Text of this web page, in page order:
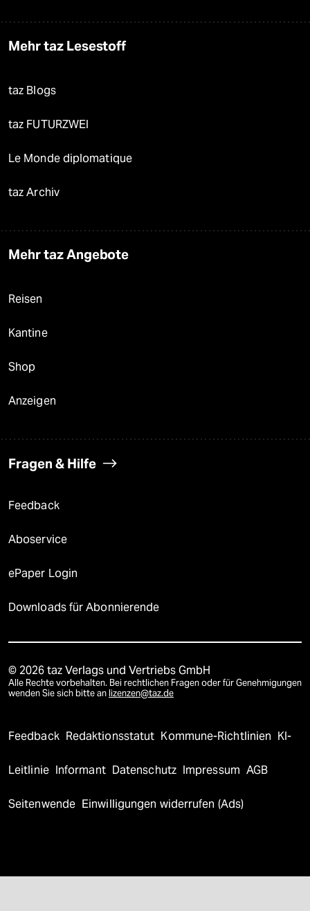
Mehr taz Lesestoff
taz Blogs
taz FUTURZWEI
Le Monde diplomatique
taz Archiv
Mehr taz Angebote
Reisen
Kantine
Shop
Anzeigen
Fragen & Hilfe
Feedback
Aboservice
ePaper Login
Downloads für Abonnierende
© 2026 taz Verlags und Vertriebs GmbH
Alle Rechte vorbehalten. Bei rechtlichen Fragen oder für Genehmigungen
wenden Sie sich bitte an lizenzen@taz.de
Feedback Redaktionsstatut Kommune-Richtlinien KI-
Leitlinie Informant Datenschutz Impressum AGB
Seitenwende Einwilligungen widerrufen (Ads)